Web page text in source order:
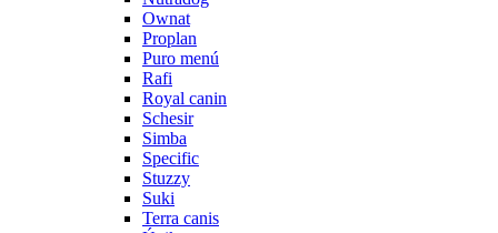
Ownat
Proplan
Puro menú
Rafi
Royal canin
Schesir
Simba
Specific
Stuzzy
Suki
Terra canis